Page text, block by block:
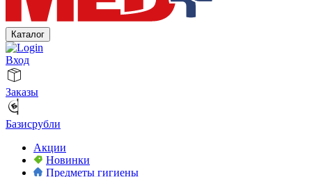
Каталог
Вход
Заказы
Базисрубли
Акции
Новинки
Предметы гигиены